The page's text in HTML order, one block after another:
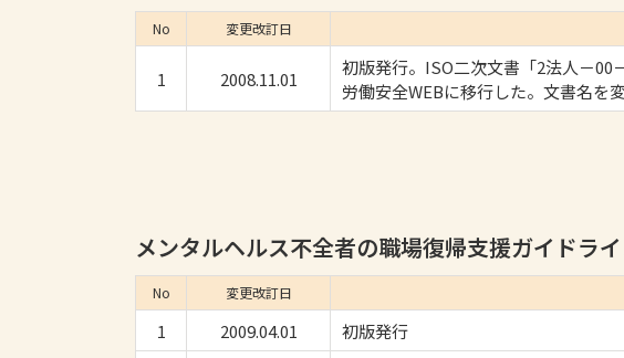
No 変更改訂日
1 2008.11.01
初版発行。ISO二次文書「2法人－00
労働安全WEBに移行した。文書名を変
メンタルヘルス不全者の職場復帰支援ガイドラ
No 変更改訂日
1 2009.04.01 初版発行